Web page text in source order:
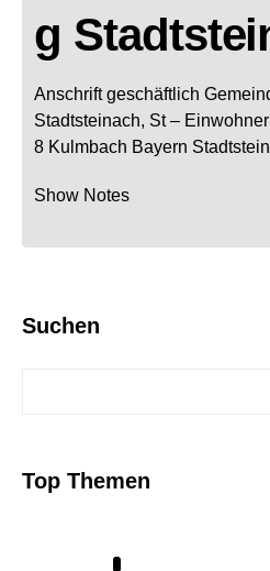
g
Anschrift geschäftlich
Stadtsteinach, St –
8 Kulmbach Bayern
Show Notes
Suchen
Top Themen